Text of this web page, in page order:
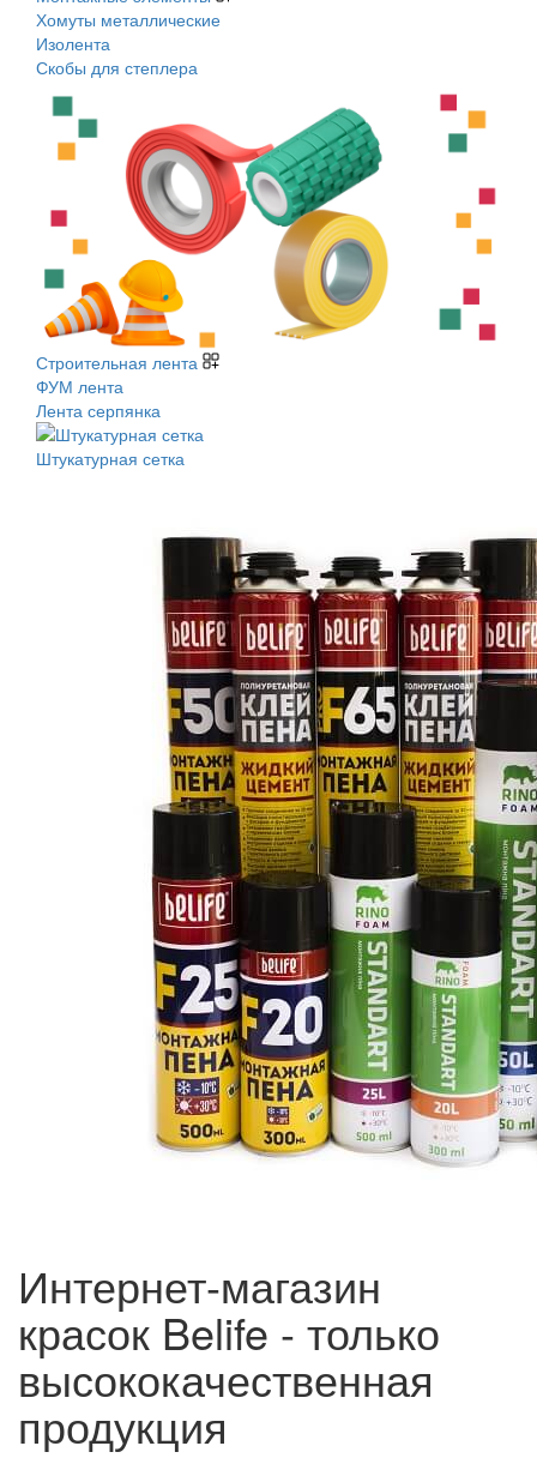
Хомуты металлические
Изолента
Скобы для степлера
Строительная лента
ФУМ лента
Лента серпянка
Штукатурная сетка
Интернет-магазин
красок Belife - только
высококачественная
продукция